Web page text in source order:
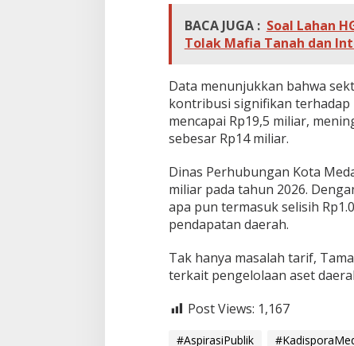
BACA JUGA : Soal Lahan
Tolak Mafia Tanah dan
Data menunjukkan bahwa
kontribusi signifikan terhadap
mencapai Rp19,5 miliar,
sebesar Rp14 miliar.
Dinas Perhubungan Kota
miliar pada tahun 2026.
apa pun termasuk selisih
pendapatan daerah.
Tak hanya masalah tarif,
terkait pengelolaan aset
Post Views: 1,167
#AspirasiPublik